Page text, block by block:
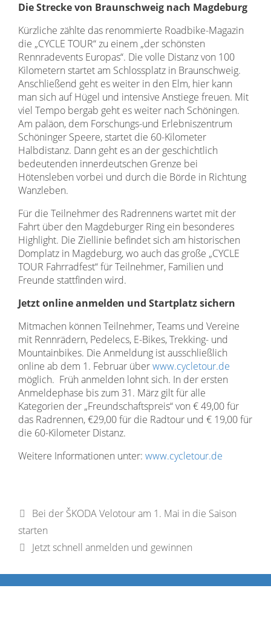
Die Strecke von Braunschweig nach Magdeburg
Kürzliche zählte das renommierte Roadbike-Magazin
die „CYCLE TOUR“ zu einem „der schönsten
Rennradevents Europas“. Die volle Distanz von 100
Kilometern startet am Schlossplatz in Braunschweig.
Anschließend geht es weiter in den Elm, hier kann
man sich auf Hügel und intensive Anstiege freuen. Mit
viel Tempo bergab geht es weiter nach Schöningen.
Am paläon, dem Forschungs-und Erlebniszentrum
Schöninger Speere, startet die 60-Kilometer
Halbdistanz. Dann geht es an der geschichtlich
bedeutenden innerdeutschen Grenze bei
Hötensleben vorbei und durch die Börde in Richtung
Wanzleben.
Für die Teilnehmer des Radrennens wartet mit der
Fahrt über den Magdeburger Ring ein besonderes
Highlight. Die Ziellinie befindet sich am historischen
Domplatz in Magdeburg, wo auch das große „CYCLE
TOUR Fahrradfest“ für Teilnehmer, Familien und
Freunde stattfinden wird.
Jetzt online anmelden und Startplatz sichern
Mitmachen können Teilnehmer, Teams und Vereine
mit Rennrädern, Pedelecs, E-Bikes, Trekking- und
Mountainbikes. Die Anmeldung ist ausschließlich
online ab dem 1. Februar überwww.cycletour.de
möglich. Früh anmelden lohnt sich. In der ersten
Anmeldephase bis zum 31. März gilt für alle
Kategorien der „Freundschaftspreis“ von € 49,00 für
das Radrennen, €29,00 für die Radtour und € 19,00 für
die 60-Kilometer Distanz.
Weitere Informationen unter: www.cycletour.de
Bei der ŠKODA Velotour am 1. Mai in die Saison
starten
Jetzt schnell anmelden und gewinnen